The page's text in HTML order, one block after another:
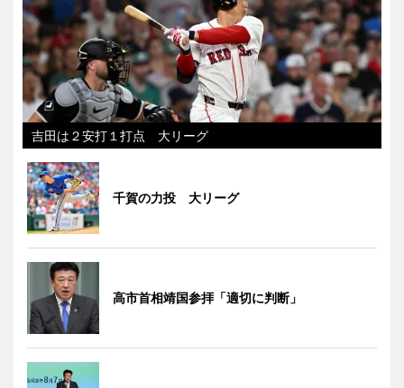
吉田は２安打１打点 大リーグ
千賀の力投 大リーグ
高市首相靖国参拝「適切に判断」